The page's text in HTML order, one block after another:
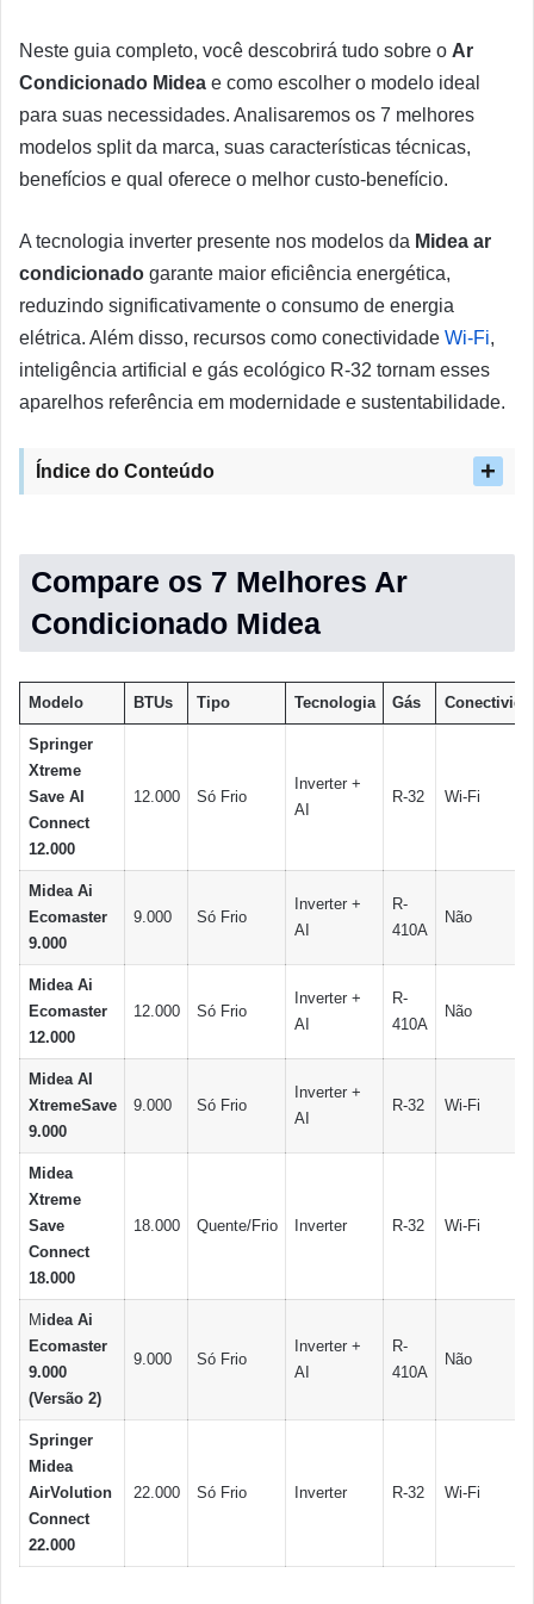
Neste guia completo, você descobrirá tudo sobre o Ar
Condicionado Midea e como escolher o modelo ideal
para suas necessidades. Analisaremos os 7 melhores
modelos split da marca, suas características técnicas,
benefícios e qual oferece o melhor custo-benefício.
A tecnologia inverter presente nos modelos da Midea ar
condicionado garante maior eficiência energética,
reduzindo significativamente o consumo de energia
elétrica. Além disso, recursos como conectividade Wi-Fi,
inteligência artificial e gás ecológico R-32 tornam esses
aparelhos referência em modernidade e sustentabilidade.
Índice do Conteúdo
Compare os 7 Melhores Ar
Condicionado Midea
Modelo BTUs Tipo Tecnologia Gás
Springer
Xtreme
Save AI
Connect
12.000
12.000 Só Frio
Inverter +
AI
R-32 Wi-Fi
Midea Ai
Ecomaster
9.000
9.000 Só Frio
Inverter +
AI
R-
410A
Não
Midea Ai
Ecomaster
12.000
12.000 Só Frio
Inverter +
AI
R-
410A
Não
Midea AI
XtremeSave
9.000
9.000 Só Frio
Inverter +
AI
R-32 Wi-Fi
Midea
Xtreme
Save
Connect
18.000
18.000 Quente/Frio Inverter R-32 Wi-Fi
M idea Ai
Ecomaster
9.000
(Versão 2)
9.000 Só Frio
Inverter +
AI
R-
410A
Não
Springer
Midea
AirVolution
Connect
22.000
22.000 Só Frio Inverter R-32 Wi-Fi